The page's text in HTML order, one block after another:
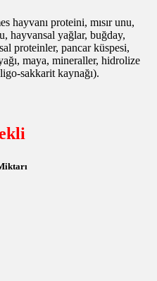
hayvanı proteini, mısır unu,
hayvansal yağlar, buğday,
proteinler, pancar küspesi,
maya, mineraller, hidrolize
sakkarit kaynağı).